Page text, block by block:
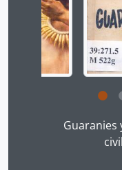
Guaranies